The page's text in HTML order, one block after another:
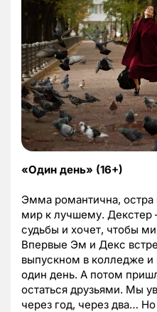
«Один день» (16+)
Эмма романтична, остра
мир к лучшему. Декстер
судьбы и хочет, чтобы
Впервые Эм и Декс
выпускном в колледже и
один день. А потом
остаться друзьями. Мы
через год, через два…